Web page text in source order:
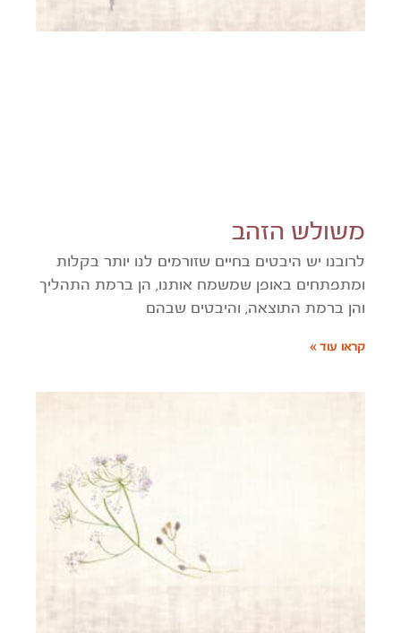
משולש הזהב
לרובנו יש היבטים בחיים שזורמים לנו יותר בקלות
ומתפתחים באופן שמשמח אותנו, הן ברמת התהליך
והן ברמת התוצאה, והיבטים שבהם
קראו עוד »